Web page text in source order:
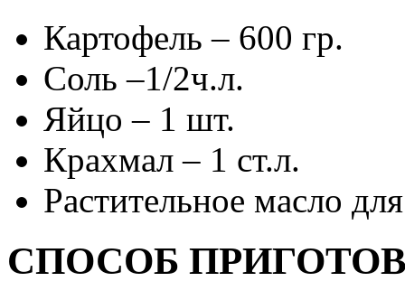
Картофель – 600 гр.
Соль –1/2ч.л.
Яйцо – 1 шт.
Крахмал – 1 ст.л.
Растительное масло
СПОСОБ